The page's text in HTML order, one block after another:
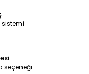
sistemi
seçeneği